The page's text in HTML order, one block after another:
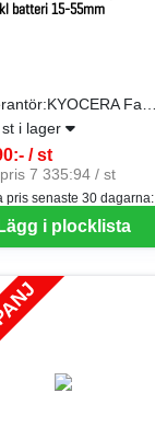
just nu, vänligen
batteri 15-55mm
st i lager
Lägg i plocklista
/ st
per ST7 335:94 / st
pris senaste 30 dagarna: